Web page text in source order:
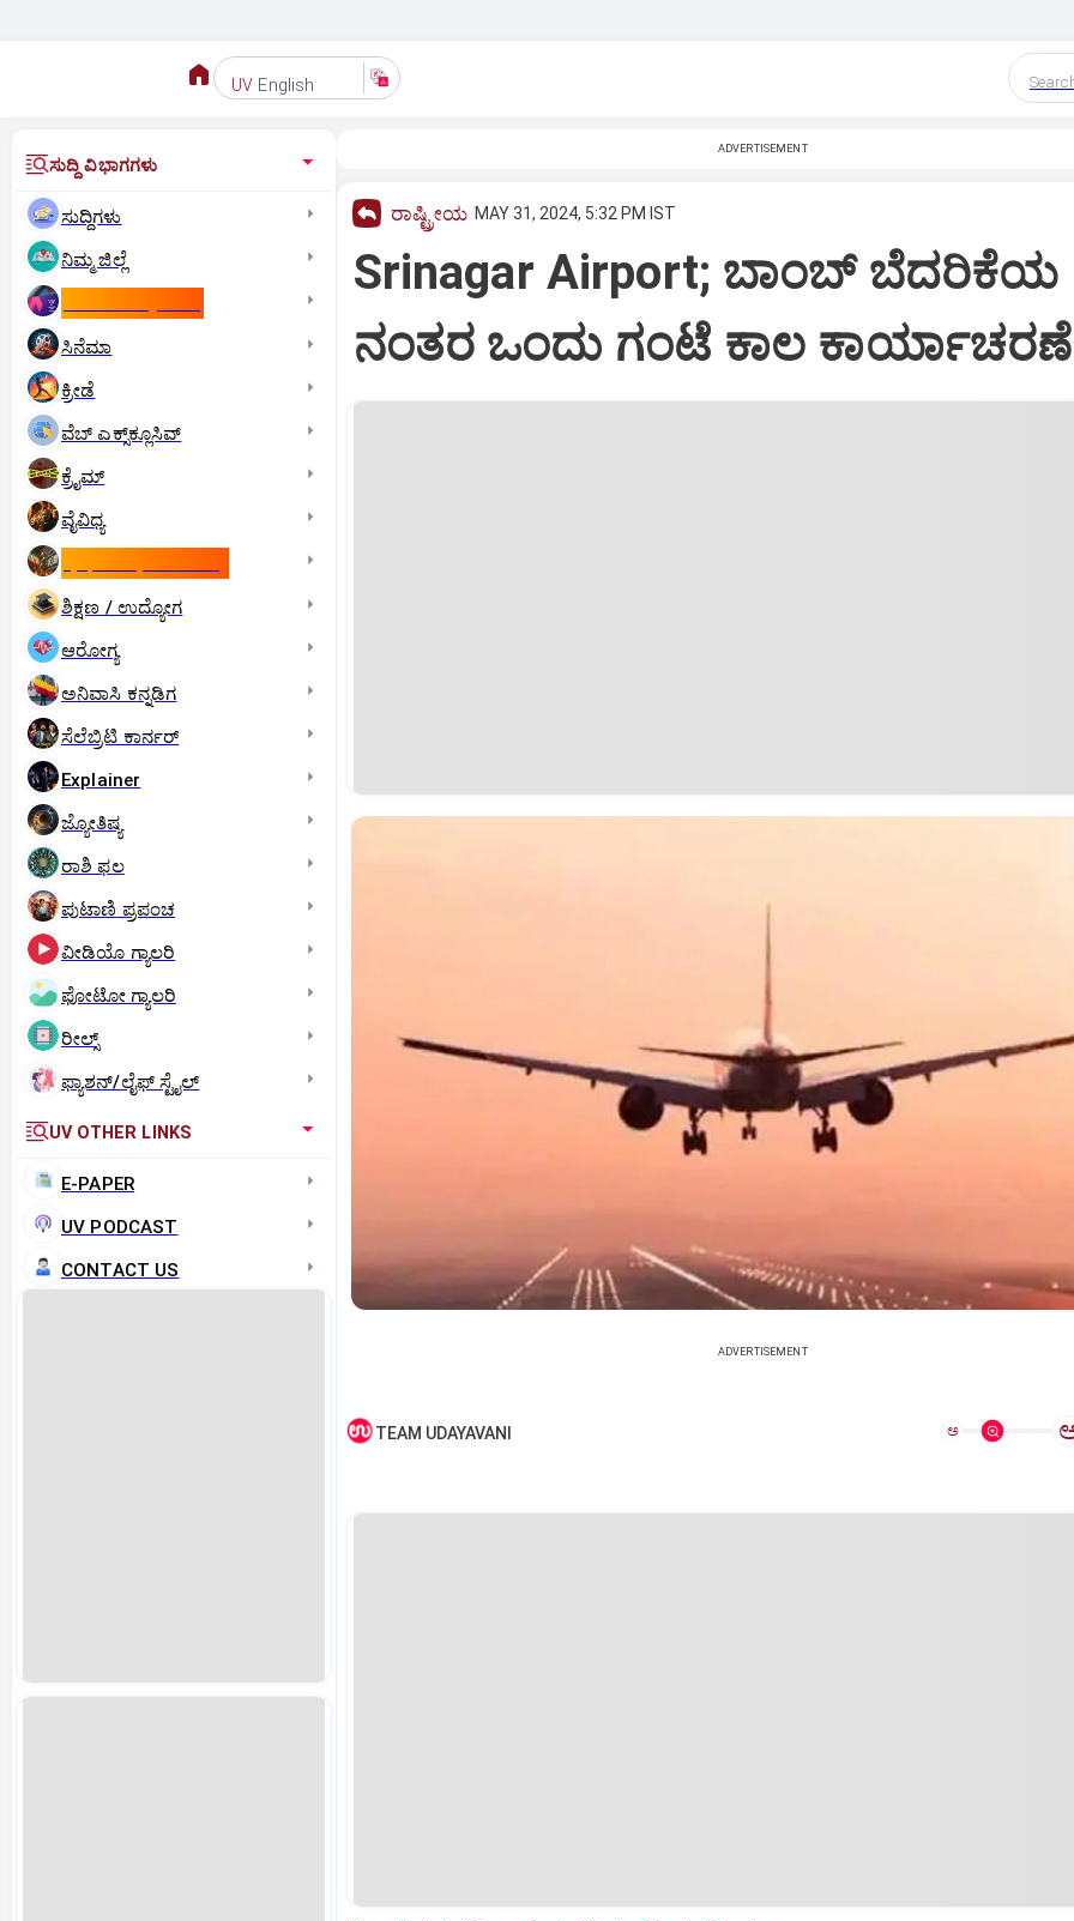
UV English
ಸುದ್ದಿ ವಿಭಾಗಗಳು
ಸುದ್ದಿಗಳು
ನಿಮ್ಮ ಜಿಲ್ಲೆ
ಸಿನೆಮಾ
ಕ್ರೀಡೆ
ವೆಬ್ ಎಕ್ಸ್‌ಕ್ಲೂಸಿವ್
ಕ್ರೈಮ್
ವೈವಿಧ್ಯ
ಶಿಕ್ಷಣ / ಉದ್ಯೋಗ
ಆರೋಗ್ಯ
ಅನಿವಾಸಿ ಕನ್ನಡಿಗ
ಸೆಲೆಬ್ರಿಟಿ ಕಾರ್ನರ್‌
Explainer
ಜ್ಯೋತಿಷ್ಯ
ರಾಶಿ ಫಲ
ಪುಟಾಣಿ ಪ್ರಪಂಚ
ವೀಡಿಯೊ ಗ್ಯಾಲರಿ
ಫೋಟೋ ಗ್ಯಾಲರಿ
ರೀಲ್ಸ್
ಫ್ಯಾಶನ್/ಲೈಫ್‌ ಸ್ಟೈಲ್
UV OTHER LINKS
E-PAPER
UV PODCAST
CONTACT US
ADVERTISEMENT
ರಾಷ್ಟ್ರೀಯ MAY 31, 2024, 5:32 PM IST
Srinagar Airport; ಬಾಂಬ್ ಬೆದರಿಕೆಯ
ನಂತರ ಒಂದು ಗಂಟೆ ಕಾಲ ಕಾರ್ಯಾಚರಣೆ
ADVERTISEMENT
TEAM UDAYAVANI ಅ